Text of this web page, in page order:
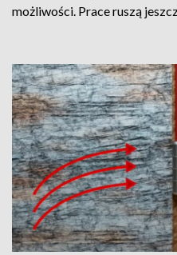
możliwości. Prace ruszą